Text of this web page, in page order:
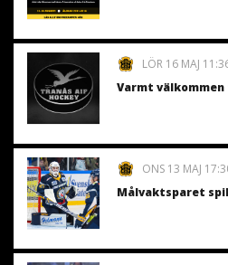
LÖR 16 MAJ
Varmt
ONS 13 MAJ
Målvaktsparet